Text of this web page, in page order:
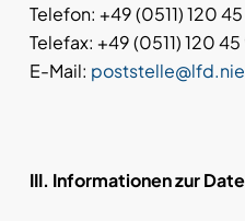
Telefon: +49 (0511) 120
Telefax: +49 (0511) 120 45
E-Mail:
III. Informationen zur